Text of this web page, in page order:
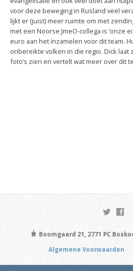
voor deze beweging in Rusland veel
lijkt er (juist) meer ruimte om met
met een Noorse JmeO-collega is ‘onze
euro aan het inzamelen voor dit team.
onbereikte volken in die regio. Dick laat
foto’s zien en vertelt wat meer over dit
Boomgaard 21, 2771 PC
Algemene Voorwaarden